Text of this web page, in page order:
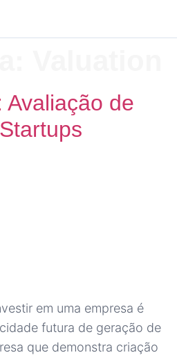
Avaliação de
em uma empresa é
futura de geração de
que demonstra criação